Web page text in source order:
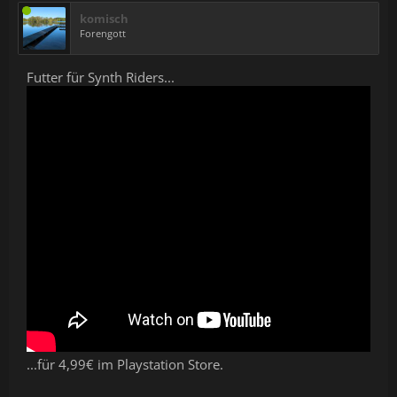
komisch
Forengott
Futter für Synth Riders...
...für 4,99€ im Playstation Store.